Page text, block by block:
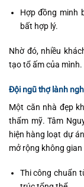
Hợp đồng minh
bất hợp lý.
Nhờ đó, nhiều
tạo tổ ấm của mình.
Đội ngũ thợ lành
Một căn nhà đẹp
thẩm mỹ. Tâm
hiện hàng loạt dự
mở rộng không
Thi công chuẩn